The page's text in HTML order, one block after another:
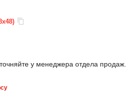
у менеджера отдела продаж.